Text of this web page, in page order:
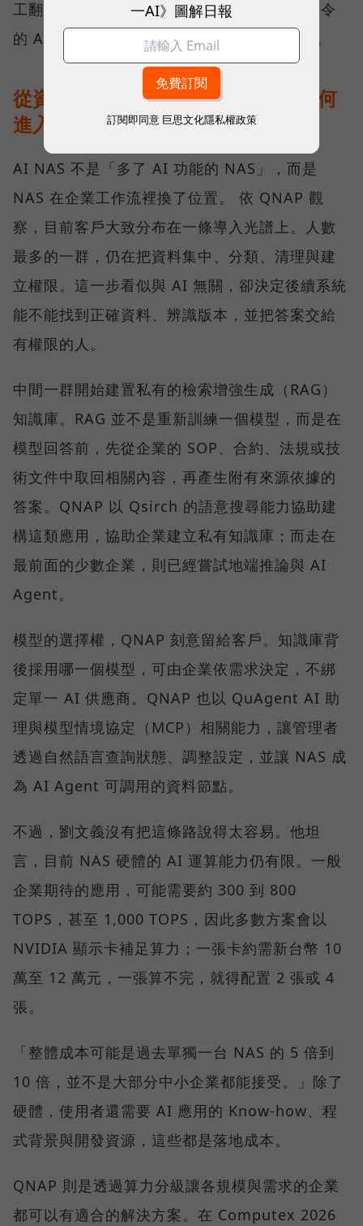
工翻找。此時，能理解內容、接受自然語言指令
的 AI 工具，會從加分功能逐漸變成必要條件。
從資料治理到地端推論：AI NAS 如何
進入企業工作流？
AI NAS 不是「多了 AI 功能的 NAS」，而是
NAS 在企業工作流裡換了位置。 依 QNAP 觀
察，目前客戶大致分布在一條導入光譜上。人數
最多的一群，仍在把資料集中、分類、清理與建
立權限。這一步看似與 AI 無關，卻決定後續系統
能不能找到正確資料、辨識版本，並把答案交給
有權限的人。
中間一群開始建置私有的檢索增強生成（RAG）
知識庫。RAG 並不是重新訓練一個模型，而是在
模型回答前，先從企業的 SOP、合約、法規或技
術文件中取回相關內容，再產生附有來源依據的
答案。QNAP 以 Qsirch 的語意搜尋能力協助建
構這類應用，協助企業建立私有知識庫；而走在
最前面的少數企業，則已經嘗試地端推論與 AI
Agent。
模型的選擇權，QNAP 刻意留給客戶。知識庫背
後採用哪一個模型，可由企業依需求決定，不綁
定單一 AI 供應商。QNAP 也以 QuAgent AI 助
理與模型情境協定（MCP）相關能力，讓管理者
透過自然語言查詢狀態、調整設定，並讓 NAS 成
為 AI Agent 可調用的資料節點。
不過，劉文義沒有把這條路說得太容易。他坦
言，目前 NAS 硬體的 AI 運算能力仍有限。一般
企業期待的應用，可能需要約 300 到 800
TOPS，甚至 1,000 TOPS，因此多數方案會以
NVIDIA 顯示卡補足算力；一張卡約需新台幣 10
萬至 12 萬元，一張算不完，就得配置 2 張或 4
張。
「整體成本可能是過去單獨一台 NAS 的 5 倍到
10 倍，並不是大部分中小企業都能接受。」除了
硬體，使用者還需要 AI 應用的 Know-how、程
式背景與開發資源，這些都是落地成本。
QNAP 則是透過算力分級讓各規模與需求的企業
都可以有適合的解決方案。在 Computex 2026
一AI》圖解日報
訂閱即同意 巨思文化隱私權政策